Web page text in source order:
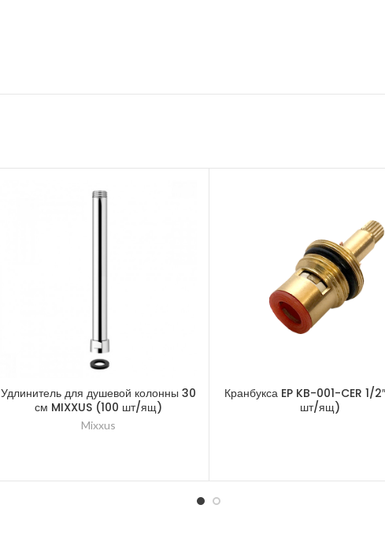
Удлинитель для душевой колонны 30
см MIXXUS (100 шт/ящ)
Mixxus
Кранбукса EP KB-001-CER 1/
шт/ящ)